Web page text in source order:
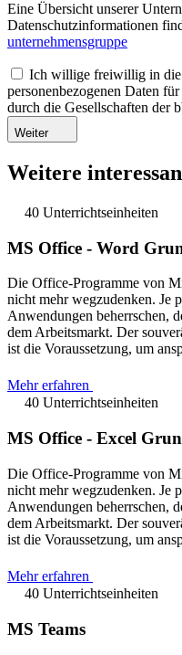
Eine Übersicht unserer
Datenschutzinformationen
unternehmensgruppe
Ich willige freiwillig in die
personenbezogenen Daten
durch die Gesellschaften der
Weiter
Weitere
40 Unterrichtseinheiten
MS Office - Word
Die Office-Programme von
nicht mehr wegzudenken. Je
Anwendungen beherrschen,
dem Arbeitsmarkt. Der
ist die Voraussetzung, um
Mehr erfahren
40 Unterrichtseinheiten
MS Office - Excel
Die Office-Programme von
nicht mehr wegzudenken. Je
Anwendungen beherrschen,
dem Arbeitsmarkt. Der
ist die Voraussetzung, um
Mehr erfahren
40 Unterrichtseinheiten
MS Teams